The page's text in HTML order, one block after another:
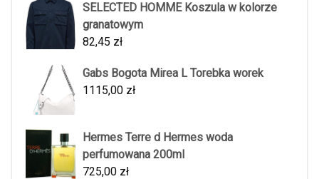
SELECTED HOMME Koszula w kolorze
granatowym
82,45 zł
Gabs Bogota Mirea L Torebka worek
1115,00 zł
Hermes Terre d Hermes woda
perfumowana 200ml
725,00 zł